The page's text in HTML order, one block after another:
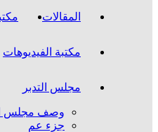
المقالات
مكتبة الفيديوهات
مجلس التدبر
وصف مجلس
جزء عم